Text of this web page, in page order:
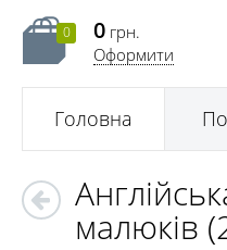
0 0 грн.
Оформити
Головна
малюків